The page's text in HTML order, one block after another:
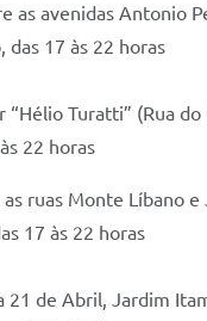
as avenidas Antonio
das 17 às 22 horas
“Hélio Turatti” (Rua
22 horas
ruas Monte Líbano e
17 às 22 horas
21 de Abril, Jardim